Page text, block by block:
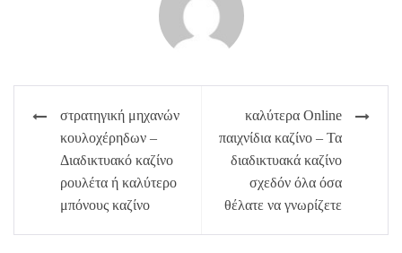
Πλοήγηση
άρθρων
στρατηγική μηχανών
κουλοχέρηδων –
Διαδικτυακό καζίνο
ρουλέτα ή καλύτερο
μπόνους καζίνο
καλύτερα Online
παιχνίδια καζίνο – Τα
διαδικτυακά καζίνο
σχεδόν όλα όσα
θέλατε να γνωρίζετε